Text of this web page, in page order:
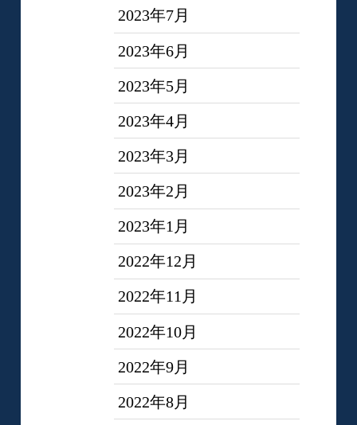
2023年7月
2023年6月
2023年5月
2023年4月
2023年3月
2023年2月
2023年1月
2022年12月
2022年11月
2022年10月
2022年9月
2022年8月